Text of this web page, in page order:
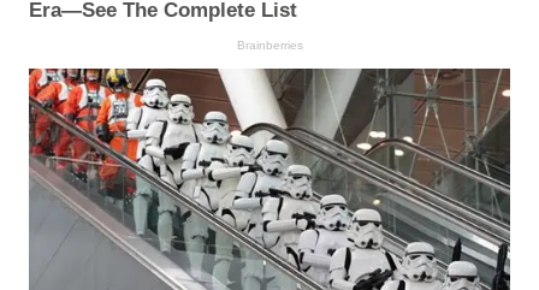
Era—See The Complete List
Brainberries